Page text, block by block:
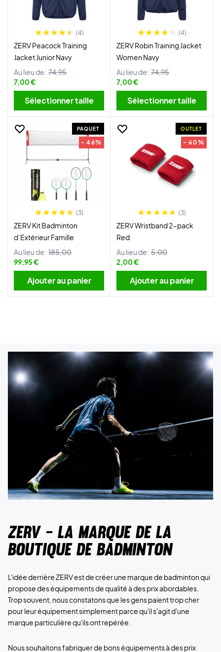
(4)
ZERV Peacock Training
Jacket Junior Navy
Au lieu de: 74,95
7,00 €
Sélectionner taille
(4)
ZERV Robin Training Jacket
Women Navy
Au lieu de: 74,95
7,00 €
Sélectionner taille
PAQUET
- 46%
(3)
ZERV Kit Badminton
d’Extérieur Famille
Au lieu de: 185,00
99,95 €
Ajouter au panier
OUTLET
- 60%
(3)
ZERV Wristband 2-pack
Red
Au lieu de: 5,00
2,00 €
Ajouter au panier
ZERV - La marque de la
boutique de badminton
L'idée derrière ZERV est de créer une marque de badminton qui
propose des équipements de qualité à des prix abordables.
Trop souvent, nous constatons que les gens paient trop cher
pour leur équipement simplement parce qu'il s'agit d'une
marque particulière qu'ils ont repérée.
Nous souhaitons fabriquer de bons équipements à des prix